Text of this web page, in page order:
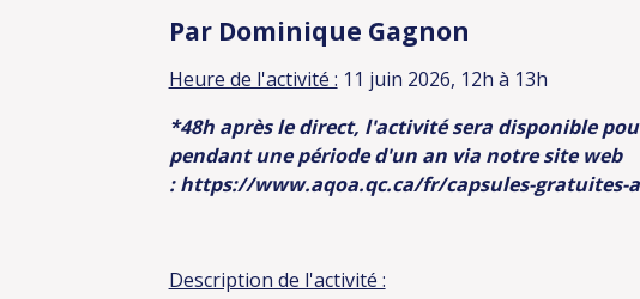
Par Dominique Gagnon
Heure de l'activité : 11 juin 2026, 12h à 13h
*48h après le direct, l'activité sera disponible
pendant une période d'un an via notre site web
:https://www.aqoa.qc.ca/fr/capsules-gratuites-
Description de l'activité :